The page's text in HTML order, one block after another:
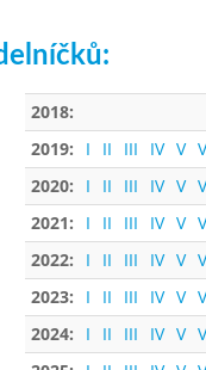
2018:
2019:
I II III IV V
2020:
I II III IV V
2021:
I II III IV V
2022:
I II III IV V
2023:
I II III IV V
2024:
I II III IV V